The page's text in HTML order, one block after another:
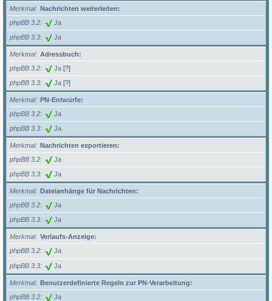
Merkmal
Nachrichten weiterleiten:
phpBB 3.2
Ja
phpBB 3.3 Ja
Merkmal
Adressbuch:
phpBB 3.2
Ja [?]
phpBB 3.3 Ja [?]
Merkmal
PN-Entwürfe:
phpBB 3.2
Ja
phpBB 3.3 Ja
Merkmal
Nachrichten exportieren:
phpBB 3.2
Ja
phpBB 3.3 Ja
Merkmal
Dateianhänge für Nachrichten:
phpBB 3.2
Ja
phpBB 3.3 Ja
Merkmal
Verlaufs-Anzeige:
phpBB 3.2
Ja
phpBB 3.3 Ja
Merkmal
Benutzerdefinierte Regeln zur PN-Verarbeitung:
phpBB 3.2
Ja